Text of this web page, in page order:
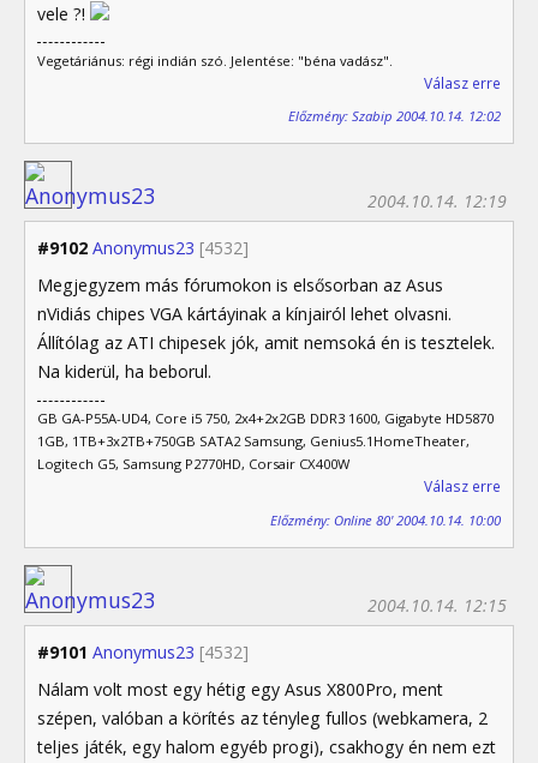
vele ?!
Vegetáriánus: régi indián szó. Jelentése: "béna vadász".
Válasz erre
Előzmény: Szabip 2004.10.14. 12:02
#9102 Anonymus23 [4532]
2004.10.14. 12:19
Megjegyzem más fórumokon is elsősorban az Asus
nVidiás chipes VGA kártáyinak a kínjairól lehet olvasni.
Állítólag az ATI chipesek jók, amit nemsoká én is tesztelek.
Na kiderül, ha beborul.
GB GA-P55A-UD4, Core i5 750, 2x4+2x2GB DDR3 1600, Gigabyte HD5870
1GB, 1TB+3x2TB+750GB SATA2 Samsung, Genius5.1HomeTheater,
Logitech G5, Samsung P2770HD, Corsair CX400W
Válasz erre
Előzmény: Online 80' 2004.10.14. 10:00
#9101 Anonymus23 [4532]
2004.10.14. 12:15
Nálam volt most egy hétig egy Asus X800Pro, ment
szépen, valóban a körítés az tényleg fullos (webkamera, 2
teljes játék, egy halom egyéb progi), csakhogy én nem ezt